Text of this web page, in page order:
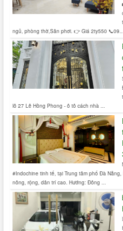
ngủ, phòng thờ,Sân phơi. 👉 Giá 2ty550 📞09...
lô 27 Lê Hồng Phong - ô tô cách nhà ...
#Indochine tinh tế, tại Trung tâm phố Đà
nông, rộng, dân trí cao. Hướng: Đông ...